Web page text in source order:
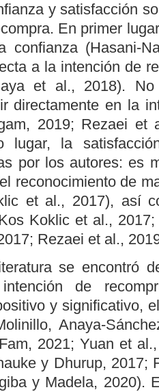
y satisfacción
En primer
confianza (Hasani-
a la intención de
et al ., 2018). No
directamente en la
2019; Rezaei et
lugar, la
por los autores: es
reconocimiento de
et al ., 2017), así
Koklic et al ., 2017
; Rezaei et al .,
se encontró
de
y significativo,
Anaya-
2021;Yuan et al.
y Dhurup, 2017;
y Madela, 2020).